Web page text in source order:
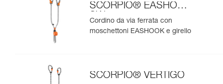
SCORPIO® EASHOOK
SW
Cordino da via ferrata con
moschettoni EASHOOK e girello
SCORPIO® VERTIGO